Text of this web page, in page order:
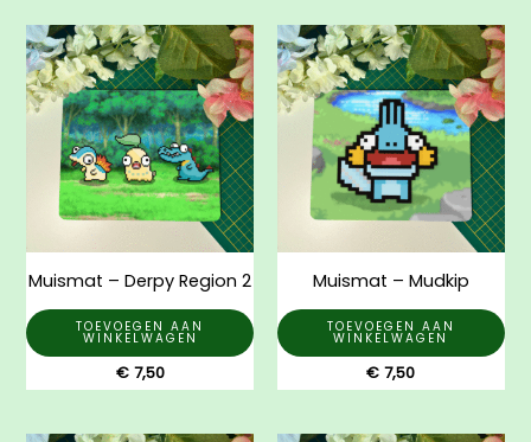
Muismat – Derpy Region 2
TOEVOEGEN AAN
WINKELWAGEN
€7,50
Muismat – Mudkip
TOEVOEGEN AAN
WINKELWAGEN
€ 7,50